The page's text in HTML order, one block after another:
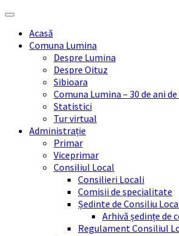
Skip
content
Skip
sidebar
Skip
right
sidebar
Skip
footerAcasă
Comuna Lumina
Despre Lumina
Despre Oituz
Sibioara
Comuna Lumina – 30 de ani
Statistici
Tur virtual
Administrație
Primar
Viceprimar
Consiliul Local
Consilieri Locali
Comisii de specialitate
Ședinte de Consiliu
Arhivă ședințe de
Regulament Consiliul